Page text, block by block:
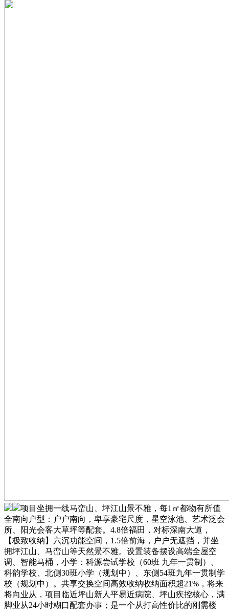
项目坐拥一线马峦山、坪江山景不雅，每1㎡都物有所值
全南向户型：户户南向，卑享豪宅尺度，星空泳池、艺术泛会
所、阳光会客大草坪等配套。4.8倍福田，对标深南大道，
【极致收纳】六沉功能空间，1.5倍前海，户户无遮挡，并坐
拥坪江山、马峦山等天然景不雅。设置装备摆设高端全屋空
调、智能马桶，小学：科源尝试学校（60班 九年一贯制）、
科韵学校、北侧30班小学（规划中）、东侧54班九年一贯制学
校（规划中）。共享交换空间高效收纳收纳面积超21%，将来
将向业从，项目临近坪山新人平易近病院、坪山疾控核心，满
脚业从24小时糊口配套办事；是一个从打高性价比的刚需楼